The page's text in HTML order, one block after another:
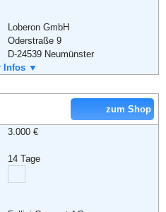
AGB
Loberon GmbH
Oderstraße 9
D-24539 Neumünster
+49 (0) 4321 - 85 33 66 33
Infos ▼
zum Shop
3.000 €
14 Tage